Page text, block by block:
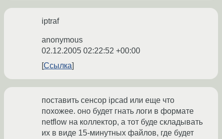
iptraf
anonymous
02.12.2005 02:22:52 +00:00
Ссылка
поставить сенсор ipcad или еще что
похожее. оно будет гнать логи в формате
netflow на коллектор, а тот буде складывать
их в виде 15-минутных файлов, где будет